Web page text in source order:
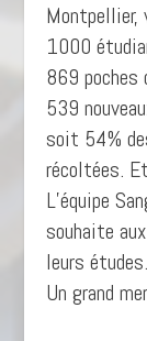
Montpellier,
1000
869 poches
539
soit 54%
récoltées.
L’équipe
souhaite
leurs études.
Un grand